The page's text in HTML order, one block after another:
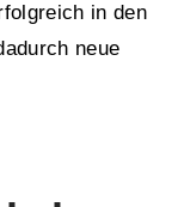
in den
neue